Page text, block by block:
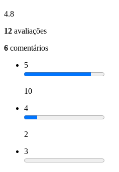
4.8
12 avaliações
6 comentários
5
10
4
2
3